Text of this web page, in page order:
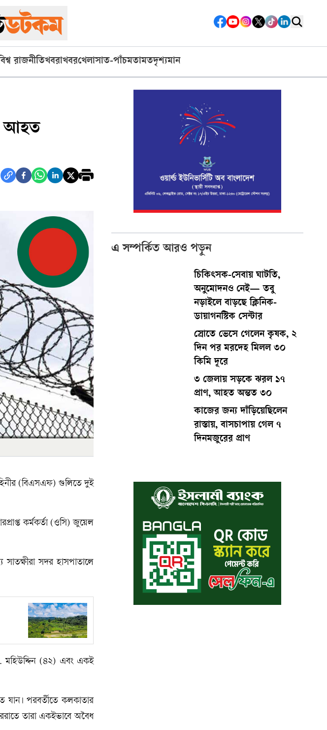
রাজনীতিখবরাখবরখেলাসাত-পাঁচমতামতদৃশ্যমান
আহত
(বিএসএফ) গুলিতে দুই
কর্মকর্তা (ওসি) জুয়েল
সদর হাসপাতালে
মহিউদ্দিন (৪২) এবং একই
যান। পরবর্তীতে কলকাতার
তারা একইভাবে অবৈধ
এ সম্পর্কিত আরও পড়ুন
চিকিৎসক-সেবায় ঘাটতি,
অনুমোদনও নেই— তবু
নড়াইলে বাড়ছে ক্লিনিক-
ডায়াগনস্টিক সেন্টার
স্রোতে ভেসে গেলেন কৃষক, ২
দিন পর মরদেহ মিলল ৩০
কিমি দূরে
৩ জেলায় সড়কে ঝরল ১৭
প্রাণ, আহত অন্তত ৩০
কাজের জন্য দাঁড়িয়েছিলেন
রাস্তায়, বাসচাপায় গেল ৭
দিনমজুরের প্রাণ